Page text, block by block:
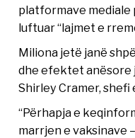
platformave mediale
luftuar “lajmet e
Miliona jetë janë
dhe efektet anësore
Shirley Cramer, shefi
“Përhapja e
marrjen e vaksinave